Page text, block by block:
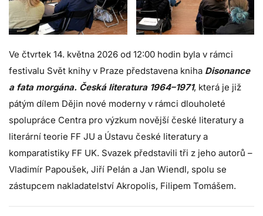
Ve čtvrtek 14. května 2026 od 12:00 hodin byla v rámci
festivalu Svět knihy v Praze představena kniha Disonance
a fata morgána. Česká literatura 1964–1971, která je již
pátým dílem Dějin nové moderny v rámci dlouholeté
spolupráce Centra pro výzkum novější české literatury a
literární teorie FF JU a Ústavu české literatury a
komparatistiky FF UK. Svazek představili tři z jeho autorů –
Vladimír Papoušek, Jiří Pelán a Jan Wiendl, spolu se
zástupcem nakladatelství Akropolis, Filipem Tomášem.